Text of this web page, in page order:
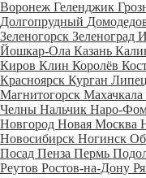
Воронеж Геленджик
Долгопрудный
Зеленогорск Зеленоград
Йошкар-Ола Казань
Киров Клин Королёв
Красноярск Курган
Магнитогорск Махачкала
Челны Нальчик Наро-
Новгород Новая Москва
Новосибирск Ногинск
Посад Пенза Пермь
Реутов Ростов-на-Дону